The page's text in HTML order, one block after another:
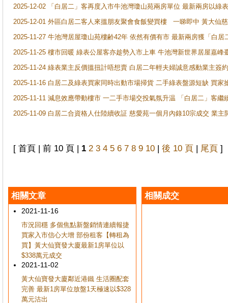
2025-12-02 「白居二」客再度入市牛池灣瓊山苑兩房單位 最新兩房以綠
2025-12-01 外區白居二客人來搵朋友聚會食飯變買樓 一睇即中 黃大仙
2025-11-27 牛池灣居屋瓊山苑樓齢42年 依然有價有市 最新兩房獲「白居
2025-11-25 樓市回暖 綠表公屋客亦趁勢入市上車 牛池灣新世界居屋嘉峰
2025-11-24 綠表業主反價搵扭計唔想賣 白居二年輕夫婦誠意感動業主簽
2025-11-16 白居二及綠表買家同時出動市場掃貨 二手綠表盤源短缺 買
2025-11-11 減息效應帶動樓市 一二手市場交投氣氛升温 「白居二」客
2025-11-09 白居二合資格人仕陸續收証 慈愛苑一個月內錄10宗成交 業
[ 首頁 | 前 10 頁 | 1 2 3 4 5 6 7 8 9 10 | 後 10 頁 | 尾頁 ]
相關文章
2021-11-16
市況回穩 多個焦點新盤銷情連續報捷
買家入市信心大增 部份租客【轉租為
買】黃大仙寶發大廈最新1房單位以
$338萬元成交
2021-11-02
黃大仙寶發大廈鄰近港鐵 生活圈配套
完善 最新1房單位放盤1天極速以$328
萬元沽出
相關成交